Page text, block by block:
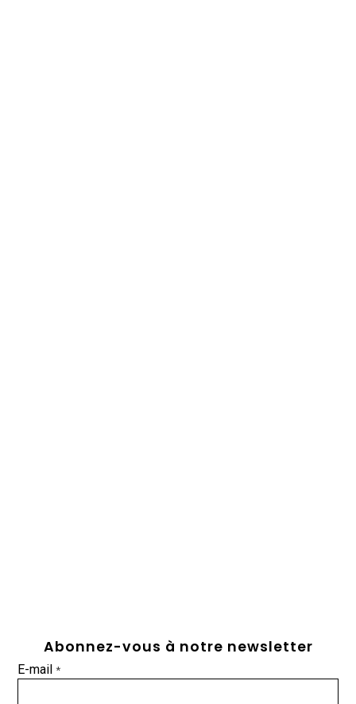
Abonnez-vous à notre newsletter
E-mail*